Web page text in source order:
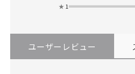
★ 1
ユーザーレビュー